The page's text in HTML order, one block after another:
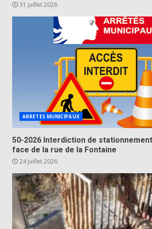
31 juillet 2026
ARRETES MUNICIPAUX
50-2026 Interdiction de
face de la rue de la Fontaine
24 juillet 2026